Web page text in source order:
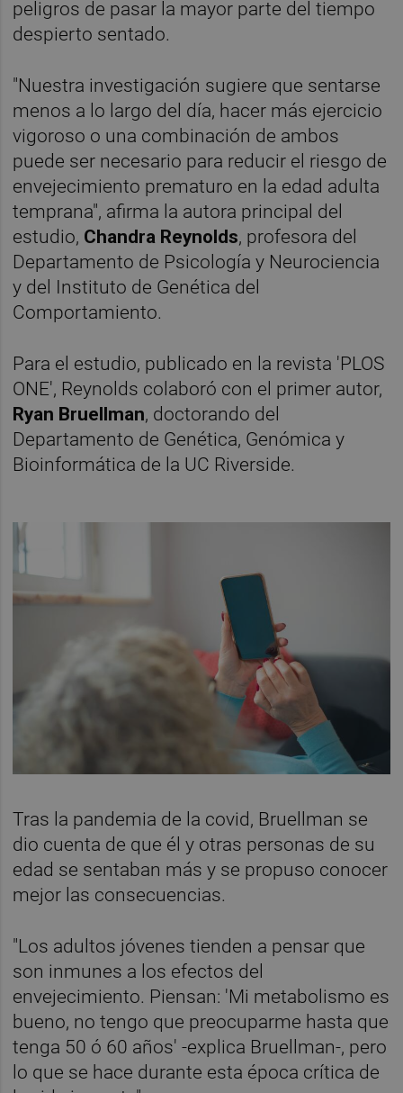
peligros de pasar la mayor parte del tiempo
despierto sentado.
"Nuestra investigación sugiere que sentarse
menos a lo largo del día, hacer más ejercicio
vigoroso o una combinación de ambos
puede ser necesario para reducir el riesgo de
envejecimiento prematuro en la edad adulta
temprana", afirma la autora principal del
estudio, Chandra Reynolds, profesora del
Departamento de Psicología y Neurociencia
y del Instituto de Genética del
Comportamiento.
Para el estudio, publicado en la revista 'PLOS
ONE', Reynolds colaboró con el primer autor,
Ryan Bruellman, doctorando del
Departamento de Genética, Genómica y
Bioinformática de la UC Riverside.
Tras la pandemia de la covid, Bruellman se
dio cuenta de que él y otras personas de su
edad se sentaban más y se propuso conocer
mejor las consecuencias.
"Los adultos jóvenes tienden a pensar que
son inmunes a los efectos del
envejecimiento. Piensan: 'Mi metabolismo es
bueno, no tengo que preocuparme hasta que
tenga 50 ó 60 años' -explica Bruellman-, pero
lo que se hace durante esta época crítica de